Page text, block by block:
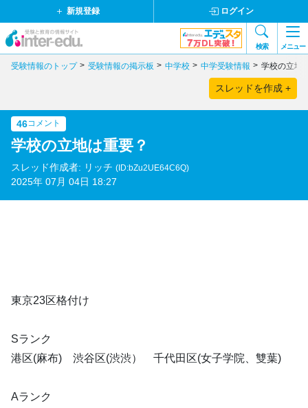
新規登録 ログイン
検索 メニュー
受験情報のトップ 受験情報の掲示板 中学校 中学受験情報 学校の立地
スレッドを作成 +
46コメント
学校の立地は重要？
スレッド作成者: リッチ (ID:bZu2UE64C6Q)
2025年 07月 04日 18:27
東京23区格付け
Sランク
港区(麻布) 渋谷区(渋渋） 千代田区(女子学院、雙葉)
Aランク